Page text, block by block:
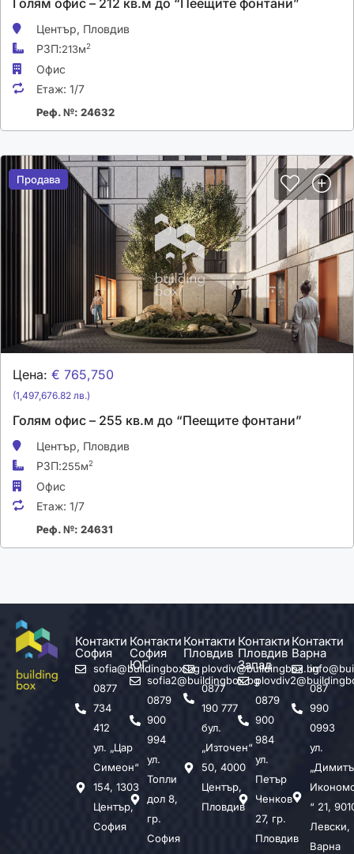
Голям офис – 212 кв.м до “Пеещите фонтани”
Център, Пловдив
РЗП:213м2
Офис
Етаж: 1/7
Реф. №: 24632
Продава
Продава
Цена: € 765,750
(1,497,676.82 лв.)
Голям офис – 255 кв.м до “Пеещите фонтани”
Център, Пловдив
РЗП:255м2
Офис
Етаж: 1/7
Реф. №: 24631
Контакти
София
sofia@buildingbox.bg
0877
734
412
ул. „Цар
Симеон“
154, 1303
Център,
София
Контакти
София
ЮГ
sofia2@buildingbox.bg
0879
900
994
ул.
Топли
дол 8,
гр.
София
Контакти
Пловдив
plovdiv@buildingbox.bg
0877
190 777
бул.
„Източен“
50, 4000
Център,
Пловдив
Контакти
Пловдив
Запад
0879
900
984
ул.
Петър
Ченков
27, гр.
Пловдив
Контакти
Варна
087
990
0993
ул.
“ 21,
Левски,
Варна